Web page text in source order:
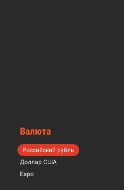
Валюта
Российский рубль
Доллар США
Евро